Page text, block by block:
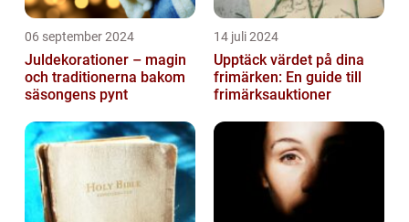
06 september 2024
Juldekorationer – magin
och traditionerna bakom
säsongens pynt
14 juli 2024
Upptäck värdet på dina
frimärken: En guide till
frimärksauktioner